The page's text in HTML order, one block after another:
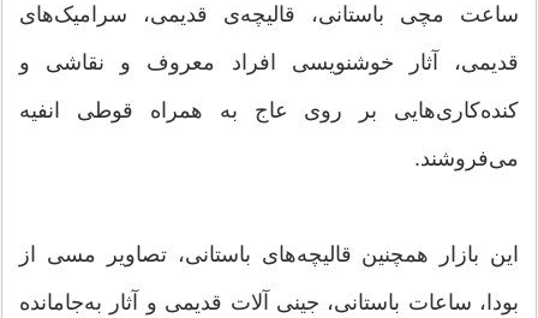
ساعت مچی باستانی، قالیچه‌ی قدیمی، سرامیک‌های
قدیمی، آثار خوشنویسی افراد معروف و نقاشی و
کنده‌کاری‌هایی بر روی عاج به همراه قوطی انفیه
می‌فروشند.
این بازار همچنین قالیچه‌های باستانی، تصاویر مسی از
بودا، ساعات باستانی، جینی آلات قدیمی و آثار به‌جامانده